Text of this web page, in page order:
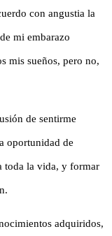
con angustia la
mi embarazo
mis sueños, pero no,
de sentirme
oportunidad de
toda la vida, y formar
adquiridos,